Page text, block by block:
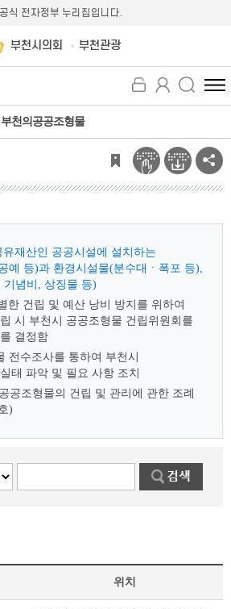
식 전자정부 누리집입니다.
부천시의회 부천관광
전
체
뉴
보
기
부천의공공조형물
재산인 공공시설에 설치하는
예 등)과 환경시설물(분수대ㆍ폭포 등),
념비, 상징물 등)
한 건립 및 예산 낭비 방지를 위하여
시 부천시 공공조형물 건립위원회를
결정함
전수조사를 통하여 부천시
태 파악 및 필요 사항 조치
공조형물의 건립 및 관리에 관한 조례
)
위치